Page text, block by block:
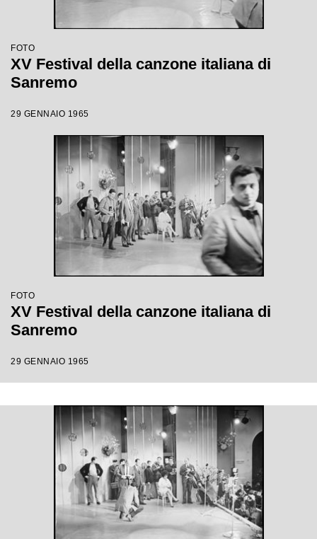
FOTO
XV Festival della canzone italiana di
Sanremo
29 GENNAIO 1965
FOTO
XV Festival della canzone italiana di
Sanremo
29 GENNAIO 1965